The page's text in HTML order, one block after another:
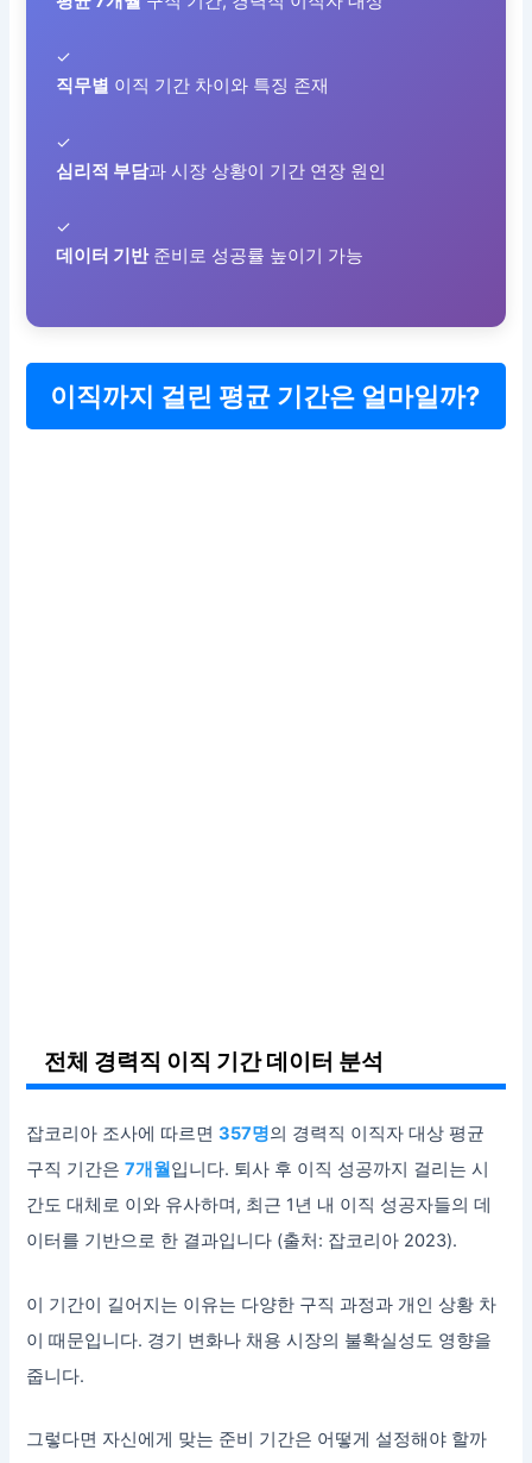
✓
직무별 이직 기간 차이와 특징 존재
✓
심리적 부담과 시장 상황이 기간 연장 원인
✓
데이터 기반준비로 성공률 높이기 가능
이직까지 걸린 평균 기간은 얼마일까?
전체 경력직 이직 기간 데이터 분석
잡코리아 조사에 따르면357명의 경력직 이직자 대상 평균
구직 기간은7개월 입니다. 퇴사 후 이직 성공까지 걸리는 시
간도 대체로 이와 유사하며, 최근 1년 내 이직 성공자들의 데
이터를 기반으로 한 결과입니다 (출처: 잡코리아 2023).
이 기간이 길어지는 이유는 다양한 구직 과정과 개인 상황 차
이 때문입니다. 경기 변화나 채용 시장의 불확실성도 영향을
줍니다.
그렇다면 자신에게 맞는 준비 기간은 어떻게 설정해야 할까